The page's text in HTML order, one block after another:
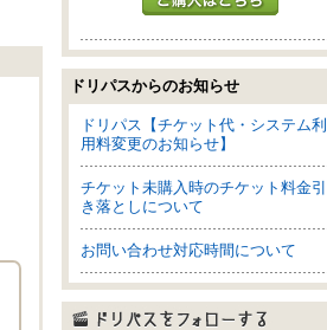
ドリパスからのお知らせ
ドリパス【チケット代・システム利
用料変更のお知らせ】
チケット未購入時のチケット料金引
き落としについて
お問い合わせ対応時間について